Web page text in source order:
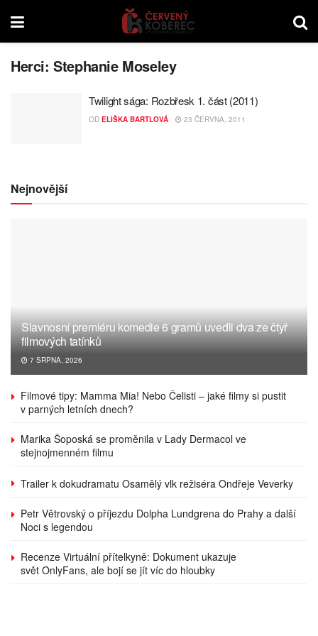
Herci:Stephanie Moseley
Twilight sága: Rozbřesk 1. část (2011)
OD ELIŠKA BARTLOVÁ 23 ČERVNA, 2011
Nejnovější
Slavnosní premiéru komedie 6 gramů uvedli dva ze čtyř
filmových tatínků
7 SRPNA, 2026
Filmové tipy: Mamma Mia! Nebo Čelisti – jaké filmy si pustit
v parných letních dnech?
Marika Šoposká se proměnila v Lady Dermacol ve
stejnojmenném filmu
Trailer k dokudramatu Osamělý vlk režiséra Ondřeje Veverky
Petr Větrovský o příjezdu Dolpha Lundgrena do Prahy a další
Noci s legendou
Recenze Virtuální přítelkyně: Dokument ukazuje
svět OnlyFans, ale bojí se jít víc do hloubky